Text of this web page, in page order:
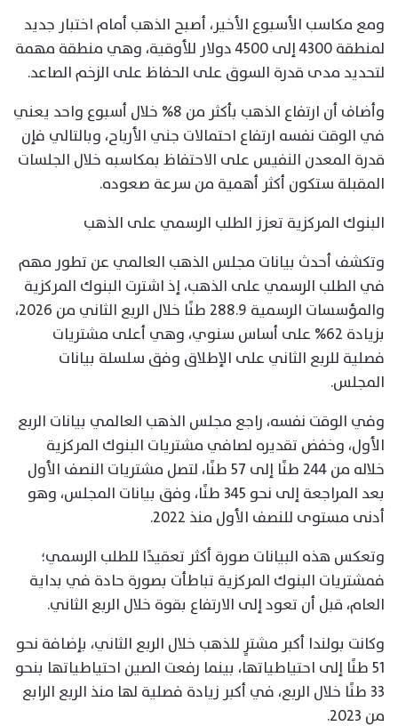
ومع مكاسب الأسبوع الأخير، أصبح الذهب أمام اختبار جديد
لمنطقة 4300 إلى 4500 دولار للأوقية، وهي منطقة مهمة
لتحديد مدى قدرة السوق على الحفاظ على الزخم الصاعد.
وأضاف أن ارتفاع الذهب بأكثر من 8% خلال أسبوع واحد يعني
في الوقت نفسه ارتفاع احتمالات جني الأرباح، وبالتالي فإن
قدرة المعدن النفيس على الاحتفاظ بمكاسبه خلال الجلسات
المقبلة ستكون أكثر أهمية من سرعة صعوده.
البنوك المركزية تعزز الطلب الرسمي على الذهب
وتكشف أحدث بيانات مجلس الذهب العالمي عن تطور مهم
في الطلب الرسمي على الذهب، إذ اشترت البنوك المركزية
والمؤسسات الرسمية 288.9 طنًا خلال الربع الثاني من 2026،
بزيادة 62% على أساس سنوي، وهي أعلى مشتريات
فصلية للربع الثاني على الإطلاق وفق سلسلة بيانات
المجلس.
وفي الوقت نفسه، راجع مجلس الذهب العالمي بيانات الربع
الأول، وخفض تقديره لصافي مشتريات البنوك المركزية
خلاله من 244 طنًا إلى 57 طنًا، لتصل مشتريات النصف الأول
بعد المراجعة إلى نحو 345 طنًا، وفق بيانات المجلس، وهو
أدنى مستوى للنصف الأول منذ 2022.
وتعكس هذه البيانات صورة أكثر تعقيدًا للطلب الرسمي؛
فمشتريات البنوك المركزية تباطأت بصورة حادة في بداية
العام، قبل أن تعود إلى الارتفاع بقوة خلال الربع الثاني.
وكانت بولندا أكبر مشترٍ للذهب خلال الربع الثاني، بإضافة نحو
51 طنًا إلى احتياطياتها، بينما رفعت الصين احتياطياتها بنحو
33 طنًا خلال الربع، في أكبر زيادة فصلية لها منذ الربع الرابع
من 2023.